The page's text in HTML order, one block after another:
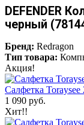
DEFENDER
черный
Бренд: Redragon
Тип товара:
Акция!
Салфетка
1 090 руб.
Хит!!